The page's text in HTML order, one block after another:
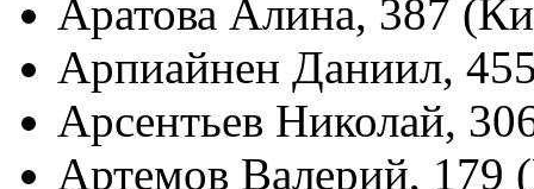
Аратова Алина, 387
Арпиайнен Даниил,
Арсентьев Николай,
Артемов Валерий, 179